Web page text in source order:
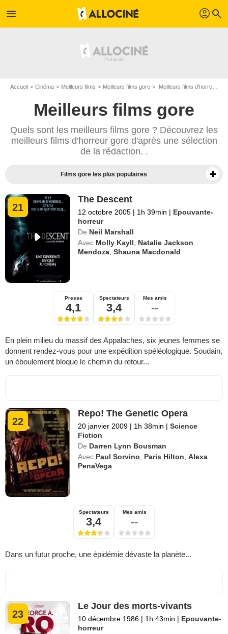
menu profil search
Accueil Cinéma Meilleurs films Meilleurs films gore Meilleurs films d'horreur gore - Page 3
Meilleurs films gore
Quels sont les meilleurs films gore ? Découvrez les
meilleurs films d'horreur gore d'après une sélection
de la rédaction. .
Films gore les plus populaires
21
The Descent
12 octobre 2005 | 1h 39min | Epouvante-
horreur
De Neil Marshall
Avec Molly Kayll
Natalie Jackson
Mendoza ,Shauna Macdonald
Presse
4,1
Spectateurs
3,4
Mes amis
--
En plein milieu du massif des Appalaches, six jeunes femmes se
donnent rendez-vous pour une expédition spéléologique. Soudain,
un éboulement bloque le chemin du retour...
22
Repo! The Genetic Opera
20 janvier 2009 | 1h 38min | Science
Fiction
De Darren Lynn Bousman
Avec Paul Sorvino Paris Hilton ,Alexa
PenaVega
Spectateurs
3,4
Mes amis
--
Dans un futur proche, une épidémie dévaste la planète...
23
Le Jour des morts-vivants
10 décembre 1986 | 1h 43min | Epouvante-
horreur